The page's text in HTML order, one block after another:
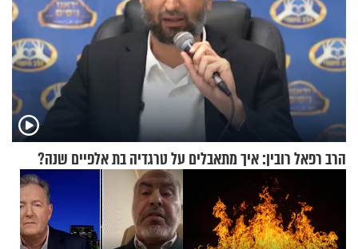
הרב רפאל רובין: איך מתאבלים על טרגדיה בת אלפיים שנה?